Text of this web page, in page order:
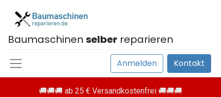
Baumaschinen selber reparieren
Anmelden Kontakt
🚚🚚🚚 ab 25 € Versandkostenfrei 🚚🚚🚚